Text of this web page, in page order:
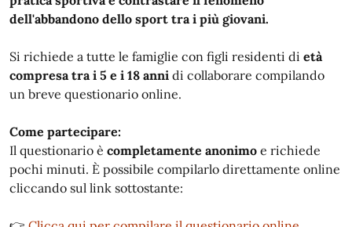
dell'abbandono dello sport tra i più giovani.
Si richiede a tutte le famiglie con figli residenti di età
compresa tra i 5 e i 18 anni di collaborare compilando
un breve questionario online.
Come partecipare:
Il questionario è completamente anonimo e richiede
pochi minuti. È possibile compilarlo direttamente online
cliccando sul link sottostante: